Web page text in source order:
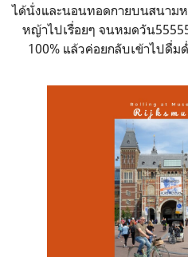
ได้นั่งและนอนทอดกายบนสนาม
หญ้าไปเรื่อยๆ จนหมดวัน
100% แล้วค่อยกลับเข้าไปดื่